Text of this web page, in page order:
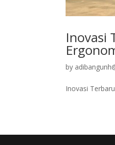
Inovasi
by
Inovasi